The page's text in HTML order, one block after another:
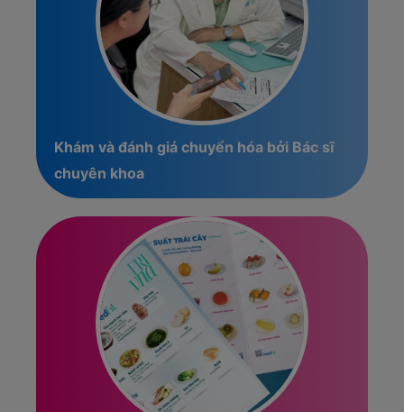
Khám và đánh giá chuyển hóa bởi Bác sĩ
chuyên khoa